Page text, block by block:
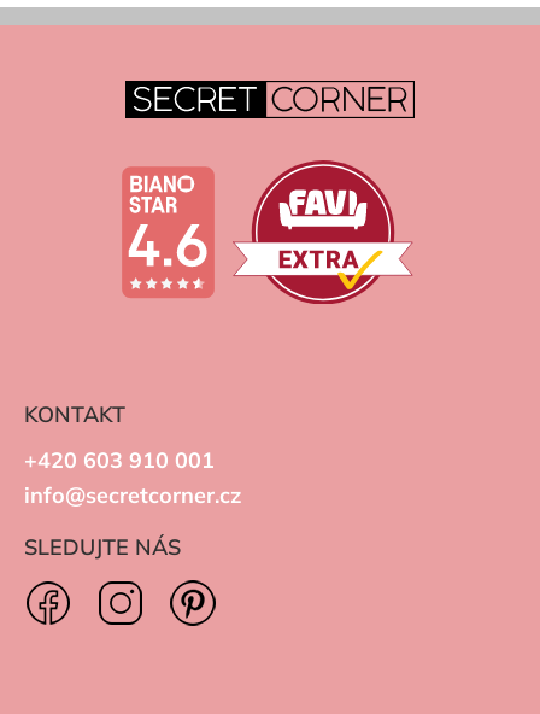
KONTAKT
+420 603 910 001
info@secretcorner.cz
SLEDUJTE NÁS